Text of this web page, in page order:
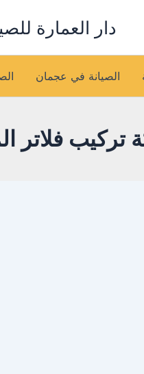
دار العمارة
الصيانة في عجمان
تركيب فلاتر